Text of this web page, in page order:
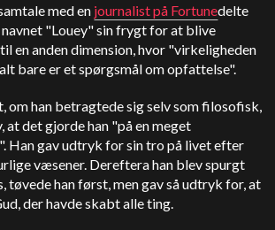
med en journalist på Fortunedelte
navnet "Louey" sin frygt for at blive
en anden dimension, hvor "virkeligheden
bare er et spørgsmål om opfattelse".
om han betragtede sig selv som filosofisk,
det gjorde han "på en meget
Han gav udtryk for sin tro på livet efter
væsener. Dereftera han blev spurgt
tøvede han først, men gav så udtryk for, at
der havde skabt alle ting.